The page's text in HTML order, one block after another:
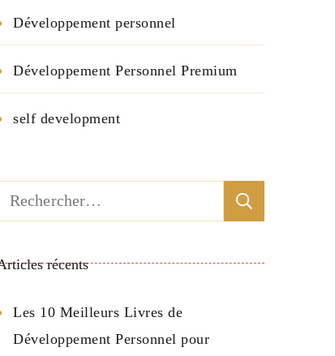
Développement personnel
Développement Personnel Premium
self development
Rechercher :
récents
Les 10 Meilleurs Livres de
Développement Personnel pour